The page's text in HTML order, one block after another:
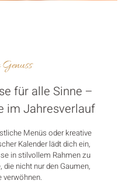
für alle Sinne –
im Jahresverlauf
Menüs oder kreative
Kalender lädt dich ein,
in stilvollem Rahmen zu
die nicht nur den Gaumen,
verwöhnen.